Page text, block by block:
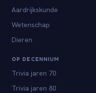
Aardrijkskunde
Wetenschap
Dieren
OP DECENNIUM
Trivia jaren 70
Trivia jaren 80